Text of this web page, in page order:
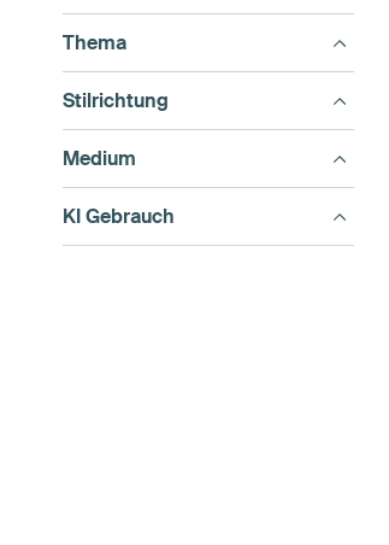
Thema
Stilrichtung
Medium
KI Gebrauch